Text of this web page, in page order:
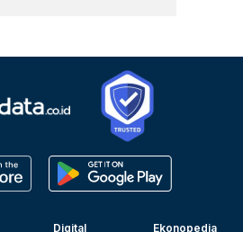
Digital
Ekonopedia